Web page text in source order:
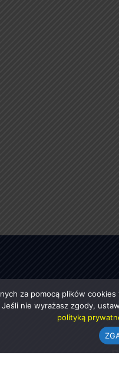
za pomocą plików
nie wyrażasz zgody,
polityką